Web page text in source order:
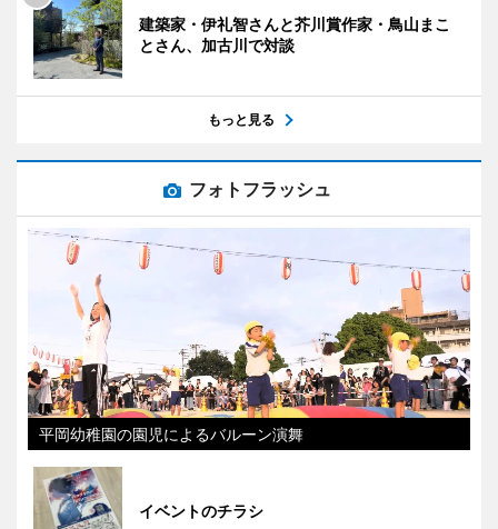
建築家・伊礼智さんと芥川賞作家・鳥山まこ
とさん、加古川で対談
もっと見る
フォトフラッシュ
平岡幼稚園の園児によるバルーン演舞
イベントのチラシ